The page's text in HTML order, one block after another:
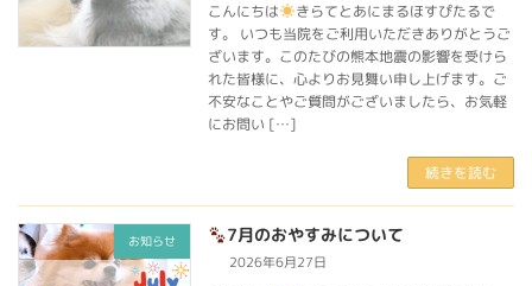
こんにちは
きらてとあにまるほすぴたるで
す。 いつも当院をご利用いただきありがとうご
ざいます。このたびの熊本地震の影響を受けら
れた皆様に、心よりお見舞い申し上げます。ご
不安なことやご質問がございましたら、お気軽
にお問い […]
続きを読む
お知らせ 7月のおやすみについて
2026年6月27日